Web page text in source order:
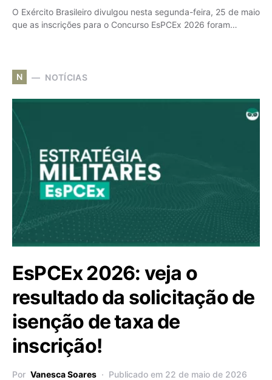
O Exército Brasileiro divulgou nesta segunda-feira, 25 de maio
que as inscrições para o Concurso EsPCEx 2026 foram…
N NOTÍCIAS
EsPCEx 2026: veja o
resultado da solicitação de
isenção de taxa de
inscrição!
Por Vanesca Soares Publicado em 22 de maio de 2026